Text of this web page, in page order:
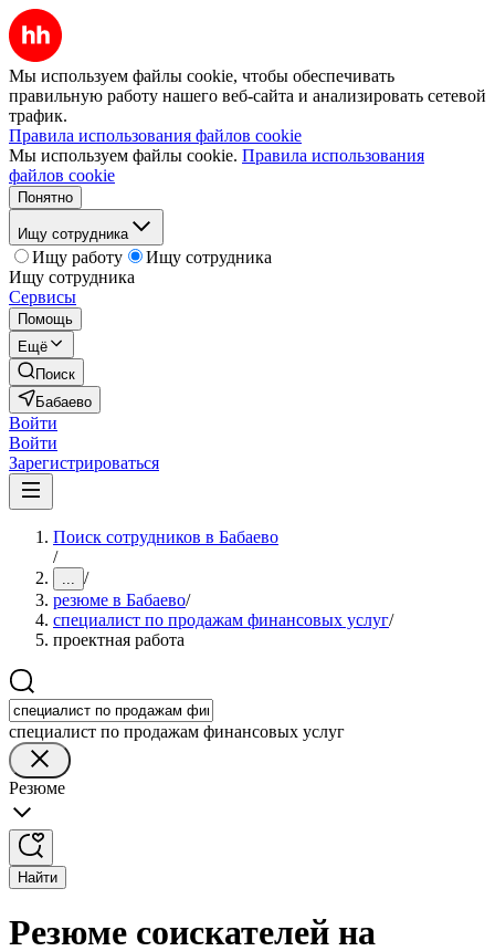
Мы используем файлы cookie, чтобы обеспечивать
правильную работу нашего веб-сайта и анализировать сетевой
трафик.
Правила использования файлов cookie
Мы используем файлы cookie. Правила использования
файлов cookie
Понятно
Ищу сотрудника
Ищу работу
Ищу сотрудника
Ищу сотрудника
Сервисы
Помощь
Ещё
Поиск
Бабаево
Войти
Войти
Зарегистрироваться
Поиск сотрудников в Бабаево
/
... /
резюме в Бабаево/
специалист по продажам финансовых услуг/
проектная работа
специалист по продажам финансовых услуг
Резюме
Найти
Резюме соискателей на